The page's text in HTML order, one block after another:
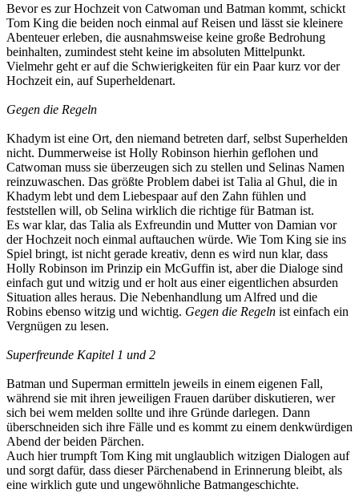
Bevor es zur Hochzeit von Catwoman und Batman kommt, schickt
Tom King die beiden noch einmal auf Reisen und lässt sie kleinere
Abenteuer erleben, die ausnahmsweise keine große Bedrohung
beinhalten, zumindest steht keine im absoluten Mittelpunkt.
Vielmehr geht er auf die Schwierigkeiten für ein Paar kurz vor der
Hochzeit ein, auf Superheldenart.
Gegen die Regeln
Khadym ist eine Ort, den niemand betreten darf, selbst Superhelden
nicht. Dummerweise ist Holly Robinson hierhin geflohen und
Catwoman muss sie überzeugen sich zu stellen und Selinas Namen
reinzuwaschen. Das größte Problem dabei ist Talia al Ghul, die in
Khadym lebt und dem Liebespaar auf den Zahn fühlen und
feststellen will, ob Selina wirklich die richtige für Batman ist.
Es war klar, das Talia als Exfreundin und Mutter von Damian vor
der Hochzeit noch einmal auftauchen würde. Wie Tom King sie ins
Spiel bringt, ist nicht gerade kreativ, denn es wird nun klar, dass
Holly Robinson im Prinzip ein McGuffin ist, aber die Dialoge sind
einfach gut und witzig und er holt aus einer eigentlichen absurden
Situation alles heraus. Die Nebenhandlung um Alfred und die
Robins ebenso witzig und wichtig. Gegen die Regeln ist einfach ein
Vergnügen zu lesen.
Superfreunde Kapitel 1 und 2
Batman und Superman ermitteln jeweils in einem eigenen Fall,
während sie mit ihren jeweiligen Frauen darüber diskutieren, wer
sich bei wem melden sollte und ihre Gründe darlegen. Dann
überschneiden sich ihre Fälle und es kommt zu einem denkwürdigen
Abend der beiden Pärchen.
Auch hier trumpft Tom King mit unglaublich witzigen Dialogen auf
und sorgt dafür, dass dieser Pärchenabend in Erinnerung bleibt, als
eine wirklich gute und ungewöhnliche Batmangeschichte.